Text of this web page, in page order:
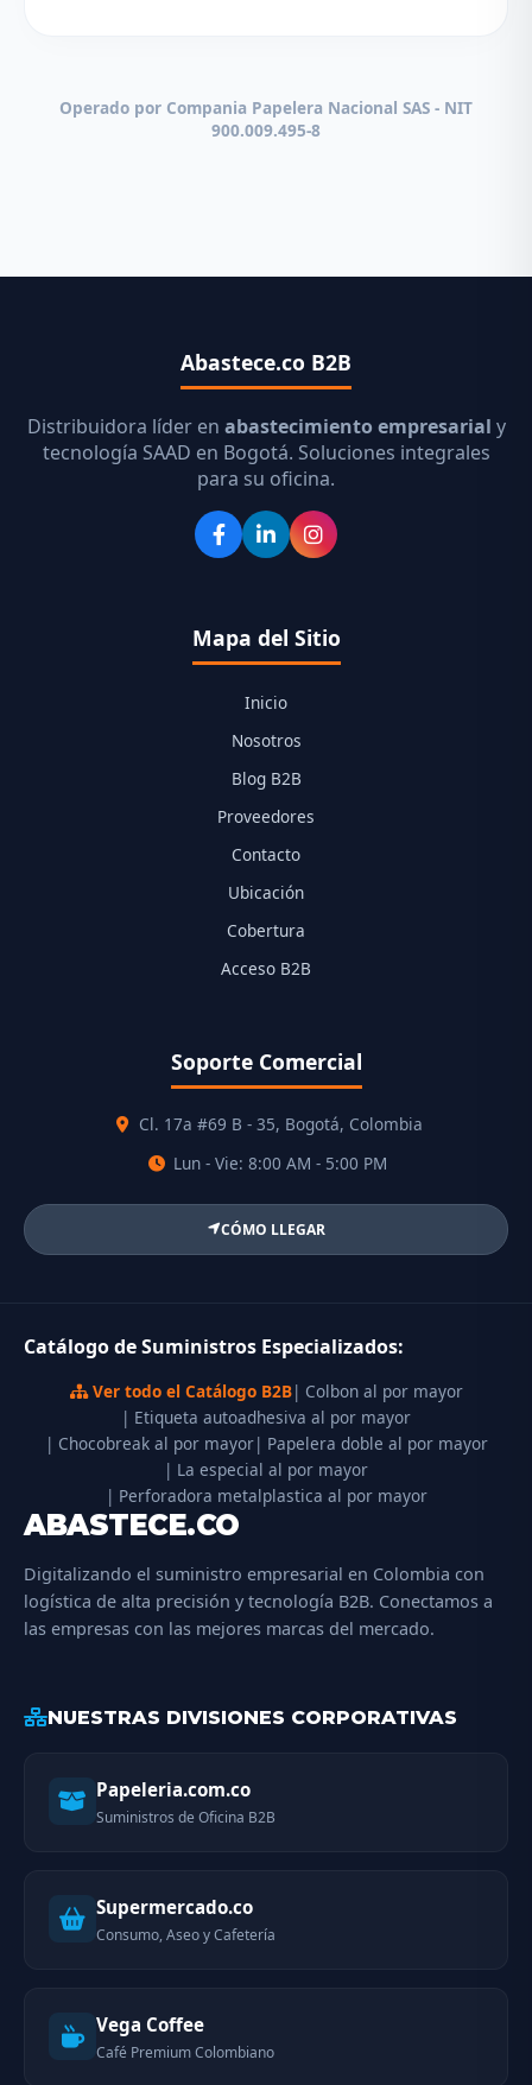
Operado por Compania Papelera Nacional SAS - NIT
900.009.495-8
Abastece.co B2B
Distribuidora líder en abastecimiento empresarial y
tecnología SAAD en Bogotá. Soluciones integrales
para su oficina.
Mapa del Sitio
Inicio
Nosotros
Blog B2B
Proveedores
Contacto
Ubicación
Cobertura
Acceso B2B
Soporte Comercial
Cl. 17a #69 B - 35, Bogotá, Colombia
Lun - Vie: 8:00 AM - 5:00 PM
CÓMO LLEGAR
Catálogo de Suministros Especializados:
Ver todo el Catálogo B2B| Colbon al por mayor
| Etiqueta autoadhesiva al por mayor
| Chocobreak al por mayor| Papelera doble al por mayor
| La especial al por mayor
| Perforadora metalplastica al por mayor
ABASTECE.CO
Digitalizando el suministro empresarial en Colombia con
logística de alta precisión y tecnología B2B. Conectamos a
las empresas con las mejores marcas del mercado.
NUESTRAS DIVISIONES CORPORATIVAS
Papeleria.com.co
Suministros de Oficina B2B
Supermercado.co
Consumo, Aseo y Cafetería
Vega Coffee
Café Premium Colombiano